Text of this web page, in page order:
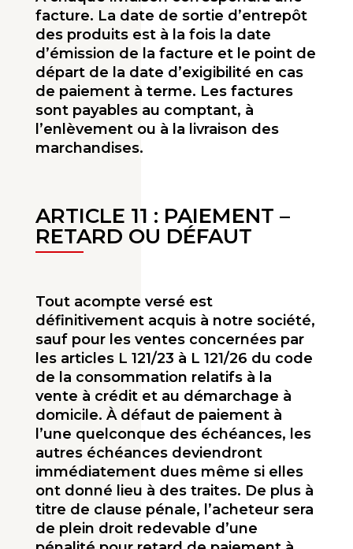
facture. La date de sortie d’entrepôt
des produits est à la fois la date
d’émission de la facture et le point de
départ de la date d’exigibilité en cas
de paiement à terme. Les factures
sont payables au comptant, à
l’enlèvement ou à la livraison des
marchandises.
ARTICLE 11 : PAIEMENT –
RETARD OU DÉFAUT
Tout acompte versé est
définitivement acquis à notre société,
sauf pour les ventes concernées par
les articles L 121/23 à L 121/26 du code
de la consommation relatifs à la
vente à crédit et au démarchage à
domicile. À défaut de paiement à
l’une quelconque des échéances, les
autres échéances deviendront
immédiatement dues même si elles
ont donné lieu à des traites. De plus à
titre de clause pénale, l’acheteur sera
de plein droit redevable d’une